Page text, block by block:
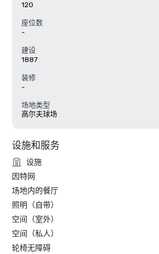
120
座位数
-
建设
1887
装修
-
场地类型
高尔夫球场
设施和服务
设施
因特网
场地内的餐厅
照明（自带）
空间（室外）
空间（私人）
轮椅无障碍